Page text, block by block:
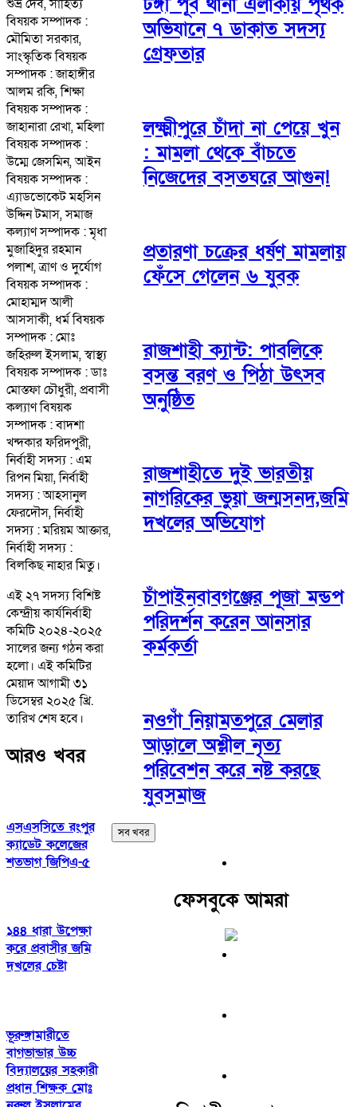
শুভ্র দেব, সাহিত্য
বিষয়ক সম্পাদক :
মৌমিতা সরকার,
সাংস্কৃতিক বিষয়ক
সম্পাদক : জাহাঙ্গীর
আলম রকি, শিক্ষা
বিষয়ক সম্পাদক :
জাহানারা রেখা, মহিলা
বিষয়ক সম্পাদক :
উম্মে জেসমিন, আইন
বিষয়ক সম্পাদক :
এ্যাডভোকেট মহসিন
উদ্দিন টমাস, সমাজ
কল্যাণ সম্পাদক : মৃধা
মুজাহিদুর রহমান
পলাশ, ত্রাণ ও দুর্যোগ
বিষয়ক সম্পাদক :
মোহাম্মদ আলী
আসসাকী, ধর্ম বিষয়ক
সম্পাদক : মোঃ
জহিরুল ইসলাম, স্বাস্থ্য
বিষয়ক সম্পাদক : ডাঃ
মোস্তফা চৌধুরী, প্রবাসী
কল্যাণ বিষয়ক
সম্পাদক : বাদশা
খন্দকার ফরিদপুরী,
নির্বাহী সদস্য : এম
রিপন মিয়া, নির্বাহী
সদস্য : আহসানুল
ফেরদৌস, নির্বাহী
সদস্য : মরিয়ম আক্তার,
নির্বাহী সদস্য :
বিলকিছ নাহার মিতু।
এই ২৭ সদস্য বিশিষ্ট
কেন্দ্রীয় কার্যনির্বাহী
কমিটি ২০২৪-২০২৫
সালের জন্য গঠন করা
হলো। এই কমিটির
মেয়াদ আগামী ৩১
ডিসেম্বর ২০২৫ খ্রি.
তারিখ শেষ হবে।
আরও খবর
এসএসসিতে রংপুর
ক্যাডেট কলেজের
শতভাগ জিপিএ-৫
১৪৪ ধারা উপেক্ষা
করে প্রবাসীর জমি
দখলের চেষ্টা
ভূরুঙ্গামারীতে
বাগভান্ডার উচ্চ
বিদ্যালয়ের সহকারী
প্রধান শিক্ষক মোঃ
অভিযানে ৭ ডাকাত সদস্য
গ্রেফতার
লক্ষ্মীপুরে চাঁদা না পেয়ে খুন
: মামলা থেকে বাঁচতে
নিজেদের বসতঘরে আগুন!
প্রতারণা চক্রের ধর্ষণ মামলায়
ফেঁসে গেলেন ৬ যুবক
রাজশাহী ক্যান্ট: পাবলিকে
বসন্ত বরণ ও পিঠা উৎসব
অনুষ্ঠিত
রাজশাহীতে দুই ভারতীয়
নাগরিকের ভুয়া জন্মসনদ,জমি
দখলের অভিযোগ
চাঁপাইনবাবগঞ্জের পূজা মন্ডপ
পরিদর্শন করেন আনসার
কর্মকর্তা
নওগাঁ নিয়ামতপুরে মেলার
আড়ালে অশ্লীল নৃত্য
পরিবেশন করে নষ্ট করছে
যুবসমাজ
সব খবর
ফেসবুকে আমরা